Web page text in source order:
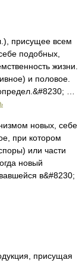
присущее всем
подобных,
жизни.
и половое.
…
новых, себе
при котором
или части
новый
в&#8230;
присущая